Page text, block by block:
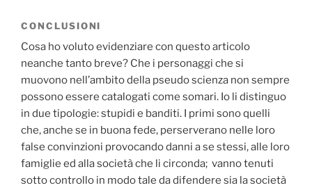
CONCLUSIONI
Cosa ho voluto evidenziare con questo articolo
neanche tanto breve? Che i personaggi che si
muovono nell’ambito della pseudo scienza non sempre
possono essere catalogati come somari. Io li distinguo
in due tipologie: stupidi e banditi. I primi sono quelli
che, anche se in buona fede, perserverano nelle loro
false convinzioni provocando danni a se stessi, alle loro
famiglie ed alla società che li circonda; vanno tenuti
sotto controllo in modo tale da difendere sia la società